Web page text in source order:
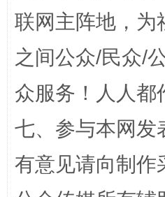
网上购药对药下症？
联网主阵地，为
之间公众/民众/
众服务！人人都
七、参与本网发
有意见请向制作